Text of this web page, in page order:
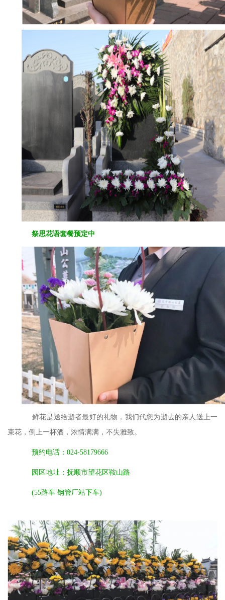
祭思花语套餐预定中
鲜花是送给逝者最好的礼物，我们代您为逝去的亲人送上一
束花，倒上一杯酒，浓情满满，不失雅致。
预约电话： 024-58179666
园区地址：抚顺市望花区鞍山路
(55路车 钢管厂站下车)